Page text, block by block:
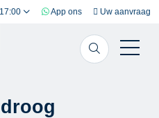
App ons Uw aanvraag